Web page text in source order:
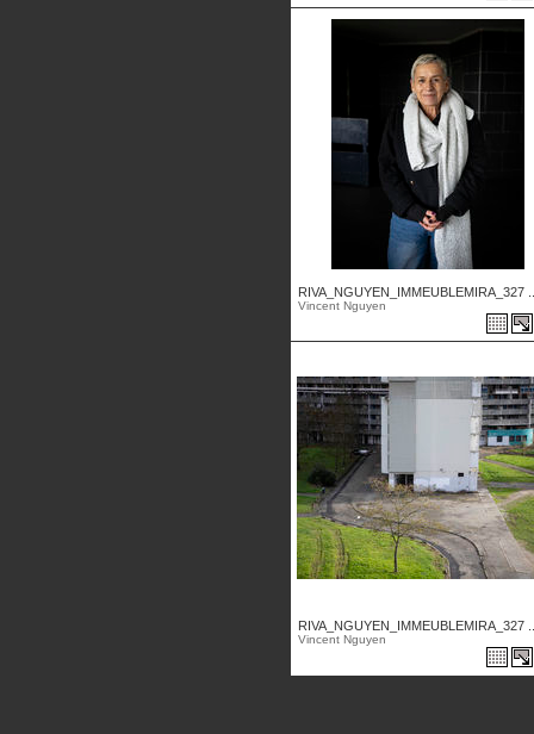
RIVA_NGUYEN_IMMEUBLEMIRA_327
Vincent Nguyen
RIVA_NGUYEN_IMMEUBLEMIRA_327
Vincent Nguyen